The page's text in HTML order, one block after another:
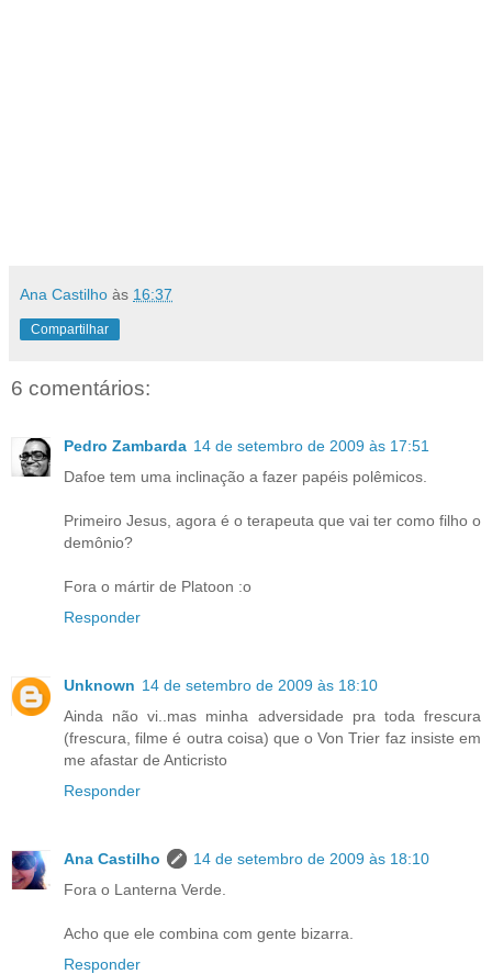
Ana Castilho às 16:37
Compartilhar
6 comentários:
Pedro Zambarda 14 de setembro de 2009 às 17:51
Dafoe tem uma inclinação a fazer papéis polêmicos.
Primeiro Jesus, agora é o terapeuta que vai ter como filho o
demônio?
Fora o mártir de Platoon :o
Responder
Unknown 14 de setembro de 2009 às 18:10
Ainda não vi..mas minha adversidade pra toda frescura
(frescura, filme é outra coisa) que o Von Trier faz insiste em
me afastar de Anticristo
Responder
Ana Castilho
14 de setembro de 2009 às 18:10
Fora o Lanterna Verde.
Acho que ele combina com gente bizarra.
Responder